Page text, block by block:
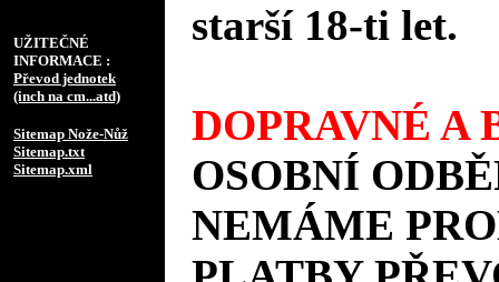
UŽITEČNÉ
INFORMACE :
Převod jednotek
(inch na cm...atd)
Sitemap Nože-Nůž
Sitemap.txt
Sitemap.xml
starší 18-ti let.
DOPRAVNÉ A
OSOBNÍ
NEMÁME